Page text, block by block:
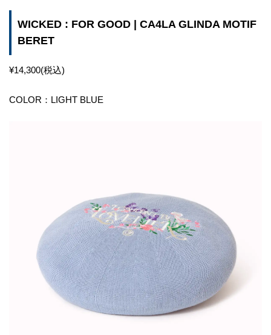
WICKED : FOR GOOD | CA4LA GLINDA MOTIF
BERET
¥14,300(税込)
COLOR：LIGHT BLUE